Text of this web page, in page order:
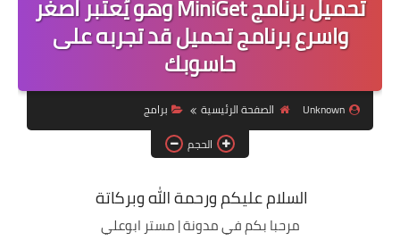
ويندوز 11
ويندوز 10
ويندوز 8.1
ويندوز 7
ويندوز xp
اندرويد
ايفون
تحميل برنامج MiniGet وهو يُعتبر اصغر
واسرع برنامج تحميل قد تجربه على
حاسوبك
Unknown الصفحة الرئيسية
برامج
الحجم
السلام عليكم ورحمة الله وبركاتة
مرحبا بكم في مدونة | مستر ابوعلي